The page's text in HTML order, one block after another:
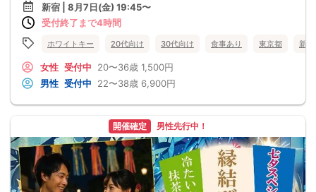
新宿 | 8月7日(金) 19:45〜
受付終了まで4時間
ホワイトキー 20代向け 30代向け 食事あり 東京都 新宿
女性 受付中 20〜36歳 1,500円
男性 受付中 22〜38歳 6,900円
開催確定 男性先行中！